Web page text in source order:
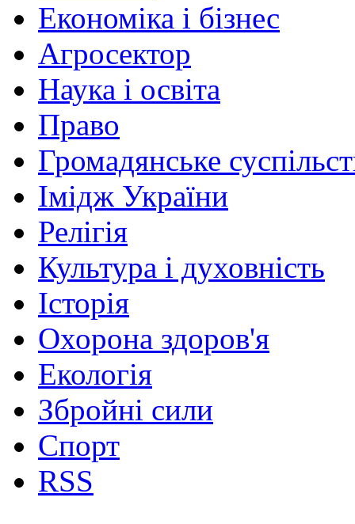
Економіка і бізнес
Агросектор
Наука і освіта
Право
Громадянське
Імідж України
Релігія
Культура і духовність
Історія
Охорона здоров'я
Екологія
Збройні сили
Спорт
RSS